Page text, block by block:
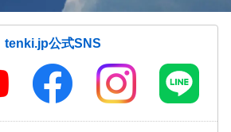
tenki.jp公式SNS